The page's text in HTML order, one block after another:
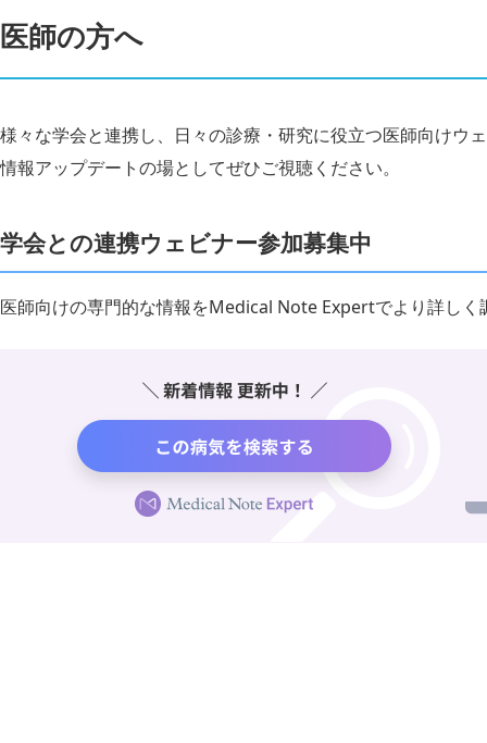
医師の方へ
様々な学会と連携し、日々の診療・研究に役立つ医師向けウ
情報アップデートの場としてぜひご視聴ください。
学会との連携ウェビナー参加募集中
医師向けの専門的な情報をMedical Note Expertでより詳しく